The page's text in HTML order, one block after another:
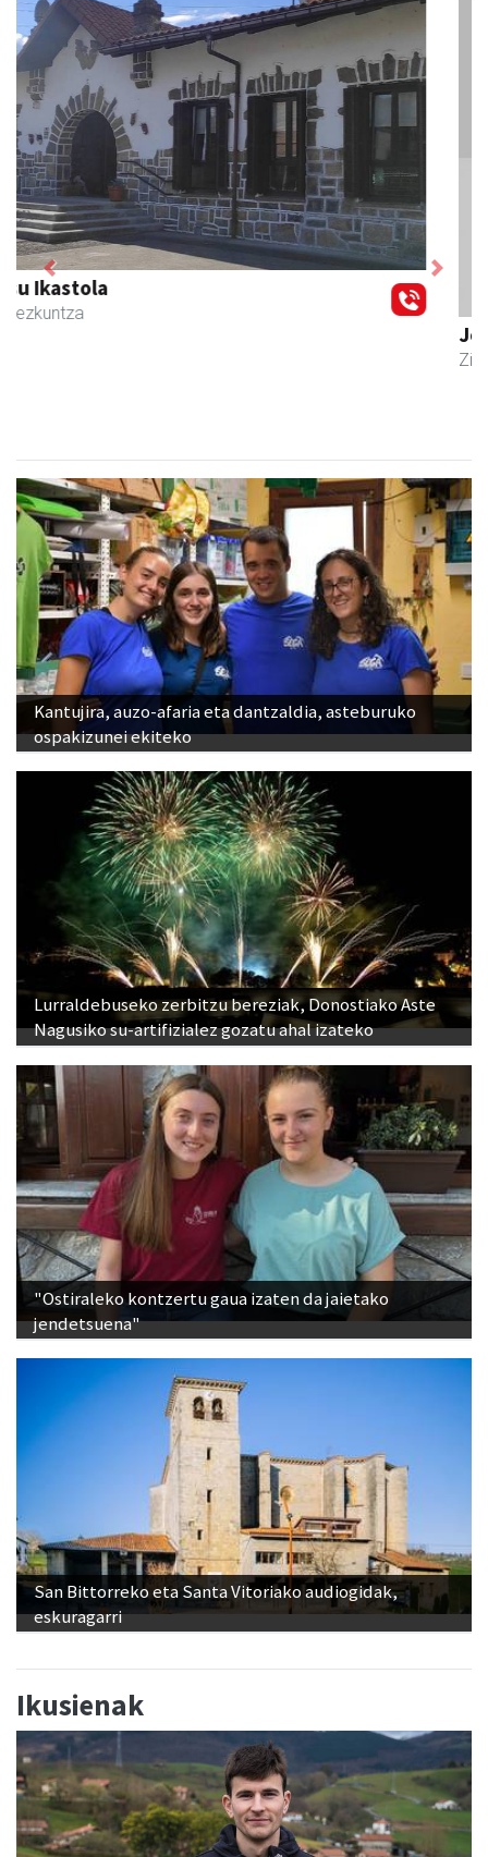
Previous Next
Kantujira, auzo-afaria eta dantzaldia, asteburuko
ospakizunei ekiteko
Lurraldebuseko zerbitzu bereziak, Donostiako Aste
Nagusiko su-artifizialez gozatu ahal izateko
"Ostiraleko kontzertu gaua izaten da jaietako
jendetsuena"
San Bittorreko eta Santa Vitoriako audiogidak,
eskuragarri
Ikusienak